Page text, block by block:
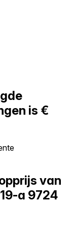
is €
van
a 9724